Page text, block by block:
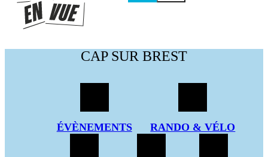
ORGANISER
CAP SUR BREST
ÉVÈNEMENTS RANDO & VÉLO